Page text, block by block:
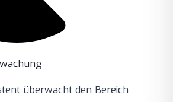
überwacht den Bereich